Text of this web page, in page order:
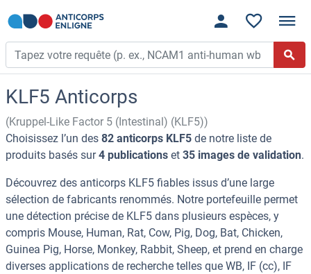
KLF5 Anticorps
(Kruppel-Like Factor 5 (Intestinal) (KLF5))
Choisissez l’un des 82 anticorps KLF5 de notre liste de
produits basés sur4 publications et 35 images de validation.
Découvrez des anticorps KLF5 fiables issus d’une large
sélection de fabricants renommés. Notre portefeuille permet
une détection précise de KLF5 dans plusieurs espèces, y
compris Mouse, Human, Rat, Cow, Pig, Dog, Bat, Chicken,
Guinea Pig, Horse, Monkey, Rabbit, Sheep, et prend en charge
diverses applications de recherche telles que WB, IF (cc), IF